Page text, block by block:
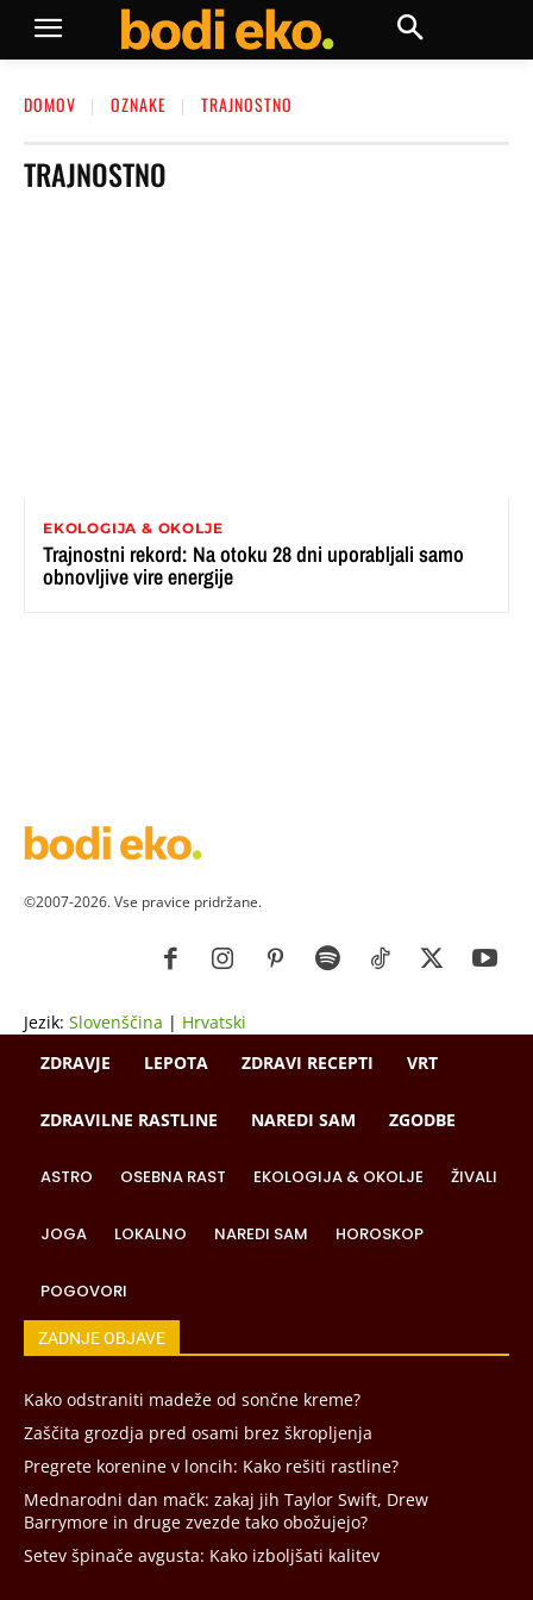
DOMOV OZNAKE TRAJNOSTNO
TRAJNOSTNO
EKOLOGIJA & OKOLJE
Trajnostni rekord: Na otoku 28 dni uporabljali samo
obnovljive vire energije
©2007-2026. Vse pravice pridržane.
Jezik: Slovenščina | Hrvatski
ZDRAVJE
LEPOTA ZDRAVI RECEPTI VRT
ZDRAVILNE RASTLINE NAREDI SAM ZGODBE
ASTRO OSEBNA RAST EKOLOGIJA & OKOLJE ŽIVALI
JOGA LOKALNO NAREDI SAM HOROSKOP
POGOVORI
ZADNJE OBJAVE
Kako odstraniti madeže od sončne kreme?
Zaščita grozdja pred osami brez škropljenja
Pregrete korenine v loncih: Kako rešiti rastline?
Mednarodni dan mačk: zakaj jih Taylor Swift, Drew
Barrymore in druge zvezde tako obožujejo?
Setev špinače avgusta: Kako izboljšati kalitev